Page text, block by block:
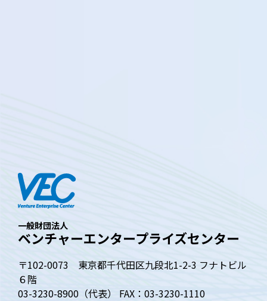
一般財団法人
ベンチャーエンタープライズセンター
〒102-0073 東京都千代田区九段北1-2-3 フナトビル
６階
03-3230-8900（代表） FAX：03-3230-1110